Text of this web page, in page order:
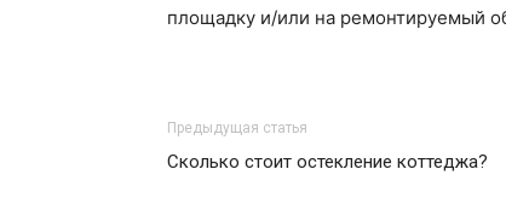
площадку и/или на ремонтируемый
Предыдущая статья
Сколько стоит остекление коттеджа?